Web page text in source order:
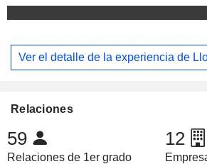
Ver el detalle de la experiencia de
Relaciones
59
Relaciones de 1er grado
12